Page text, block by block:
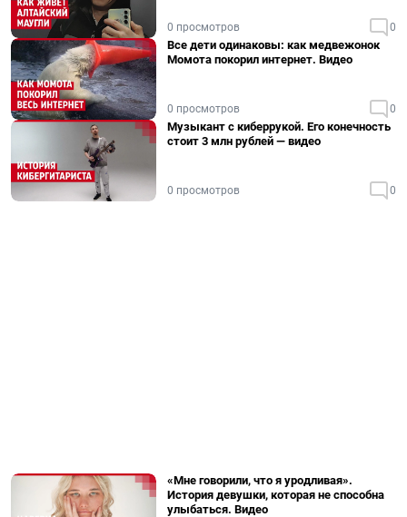
0 просмотров 0
Все дети одинаковы: как медвежонок
Момота покорил интернет. Видео
0 просмотров 0
Музыкант с киберрукой. Его конечность
стоит 3 млн рублей — видео
0 просмотров 0
«Мне говорили, что я уродливая».
История девушки, которая не способна
улыбаться. Видео